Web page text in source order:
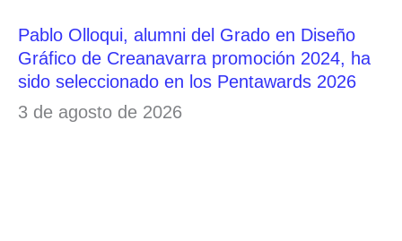
Pablo Olloqui, alumni del Grado en Diseño
Gráfico de Creanavarra promoción 2024, ha
sido seleccionado en los Pentawards 2026
3 de agosto de 2026